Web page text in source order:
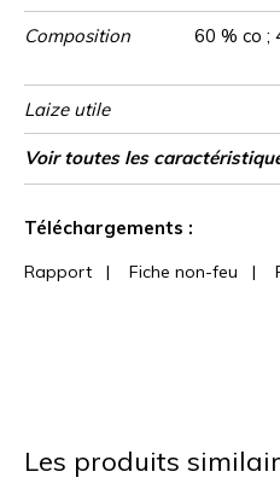
Composition
60 % co ;
Laize utile
Rétrécissement
Raccord
Sens
Poids g/m²
Usage
Entretien
Pays d'origine
Rapport
Horizontal
Rapport
Vertical
Conseils
de
Les tissus
confection
Voir toutes les
Téléchargements :
Rapport | Fiche non-feu |
Les produits